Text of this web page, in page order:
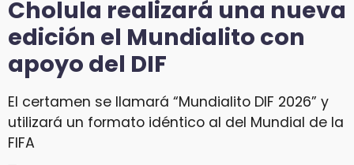
Cholula realizará una nueva
edición el Mundialito con
apoyo del DIF
El certamen se llamará “Mundialito DIF 2026” y
utilizará un formato idéntico al del Mundial de la
FIFA